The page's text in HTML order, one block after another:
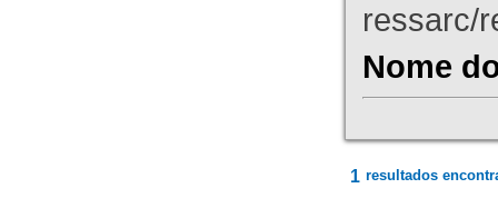
ressarc/
Nome
1 resultados